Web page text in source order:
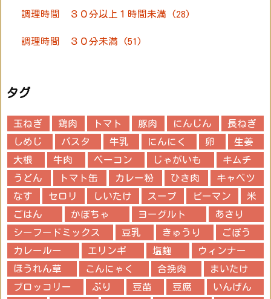
調理時間 ３０分以上１時間未満 (28)
調理時間 ３０分未満 (51)
タグ
玉ねぎ 鶏肉 トマト 豚肉 にんじん
長ねぎ
しめじ
パスタ 牛乳 にんにく 卵
生姜
大根
牛肉 ベーコン じゃがいも
キムチ
うどん
トマト缶 カレー粉 ひき肉
キャベツ
なす
セロリ しいたけ スープ ピーマン
米
ごはん
かぼちゃ ヨーグルト
あさり
シーフードミックス
豆乳 きゅうり
ごぼう
カレールー
エリンギ 塩麹
ウィンナー
ほうれん草
こんにゃく 合挽肉
まいたけ
ブロッコリー
ぶり 豆苗 豆腐
いんげん